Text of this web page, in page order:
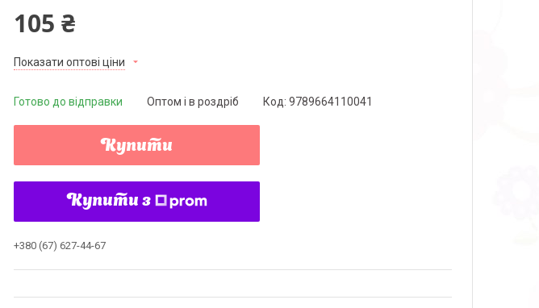
105 ₴
Показати оптові ціни
Готово до відправки Оптом і в роздріб Код: 9789664110041
Купити
Купити з
+380 (67) 627-44-67